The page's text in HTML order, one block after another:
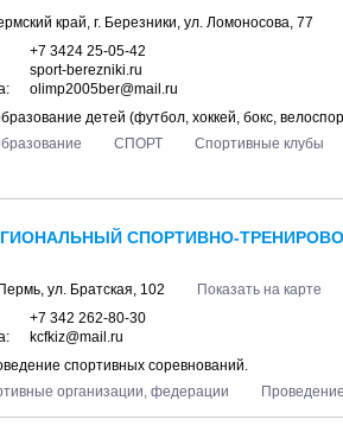
край, г. Березники, ул. Ломоносова, 77
+7 3424 25-05-42
sport-berezniki.ru
olimp2005ber@mail.ru
детей (футбол, хоккей, бокс,
СПОРТ
Спортивные клубы
СПОРТИВНО-
Пермь, ул. Братская, 102
Показать на карте
+7 342 262-80-30
kcfkiz@mail.ru
спортивных соревнований.
организации, федерации